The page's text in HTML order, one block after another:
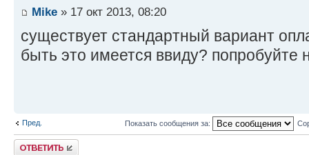
Mike » 17 окт 2013, 08:20
существует стандартный вариант
быть это имеется ввиду? попробуйте
Пред. Показать сообщения за:
Комментировать